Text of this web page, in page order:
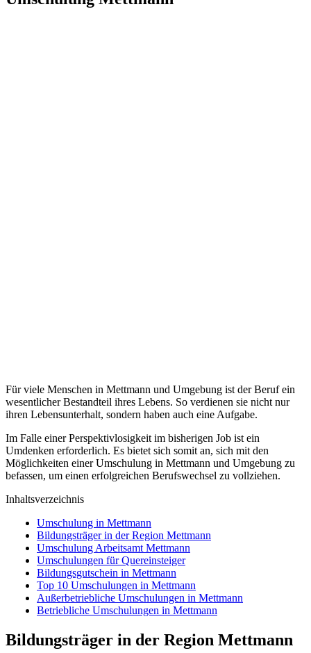
Für viele Menschen in Mettmann und Umgebung ist der Beruf ein
wesentlicher Bestandteil ihres Lebens. So verdienen sie nicht nur
ihren Lebensunterhalt, sondern haben auch eine Aufgabe.
Im Falle einer Perspektivlosigkeit im bisherigen Job ist ein
Umdenken erforderlich. Es bietet sich somit an, sich mit den
Möglichkeiten einer Umschulung in Mettmann und Umgebung zu
befassen, um einen erfolgreichen Berufswechsel zu vollziehen.
Inhaltsverzeichnis
Umschulung in Mettmann
Bildungsträger in der Region Mettmann
Umschulung Arbeitsamt Mettmann
Umschulungen für Quereinsteiger
Bildungsgutschein in Mettmann
Top 10 Umschulungen in Mettmann
Außerbetriebliche Umschulungen in Mettmann
Betriebliche Umschulungen in Mettmann
Bildungsträger in der Region Mettmann